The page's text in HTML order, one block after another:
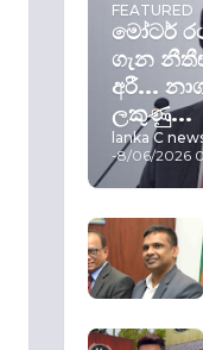
FEATURED
මෝටර්
ගැන
අරී...
ලකුණු...
lanka C
-8/06/2026